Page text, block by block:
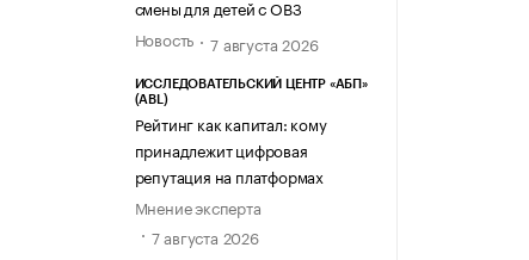
смены для детей с ОВЗ
Новость
7 августа 2026
ИССЛЕДОВАТЕЛЬСКИЙ ЦЕНТР «АБП»
(ABL)
Рейтинг как капитал: кому
принадлежит цифровая
репутация на платформах
Мнение эксперта
7 августа 2026